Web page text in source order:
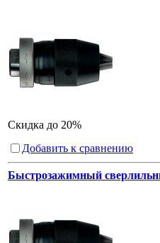
Скидка до 20%
Добавить к сравнению
Быстрозажимный